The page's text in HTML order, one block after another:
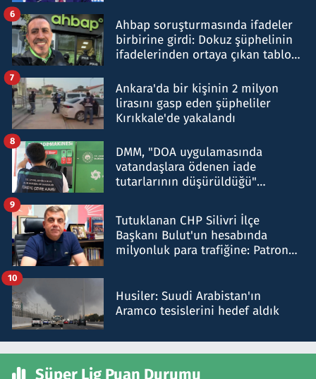
Ahbap soruşturmasında ifadeler
birbirine girdi: Dokuz şüphelinin
ifadelerinden ortaya çıkan tablo
6
Ankara'da bir kişinin 2 milyon
lirasını gasp eden şüpheliler
Kırıkkale'de yakalandı
7
DMM, "DOA uygulamasında
vatandaşlara ödenen iade
tutarlarının düşürüldüğü"
8
Tutuklanan CHP Silivri İlçe
Başkanı Bulut'un hesabında
milyonluk para trafiğine: Patron
9
Husiler: Suudi Arabistan'ın
Aramco tesislerini hedef aldık
10
Süper Lig Puan Durumu